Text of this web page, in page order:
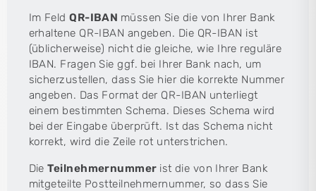
Im FeldQR-IBAN müssen Sie die von Ihrer Bank
erhaltene QR-IBAN angeben. Die QR-IBAN ist
(üblicherweise) nicht die gleiche, wie Ihre reguläre
IBAN. Fragen Sie ggf. bei Ihrer Bank nach, um
sicherzustellen, dass Sie hier die korrekte Nummer
angeben. Das Format der QR-IBAN unterliegt
einem bestimmten Schema. Dieses Schema wird
bei der Eingabe überprüft. Ist das Schema nicht
korrekt, wird die Zeile rot unterstrichen.
DieTeilnehmernummer ist die von Ihrer Bank
mitgeteilte Postteilnehmernummer, so dass Sie